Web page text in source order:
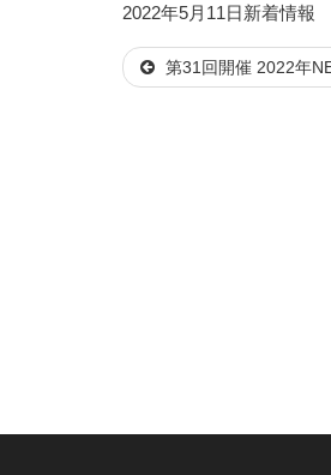
投
日:
2022年5月11日カ
ゴ
新着情報
第31回開催 2022年